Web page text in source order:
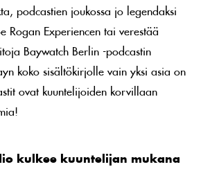
podcastien joukossa jo legendaksi
Rogan Experiencen tai verestää
Baywatch Berlin -podcastin
koko sisältökirjolle vain yksi asia on
ovat kuuntelijoiden korvillaan
kulkee kuuntelijan mukana